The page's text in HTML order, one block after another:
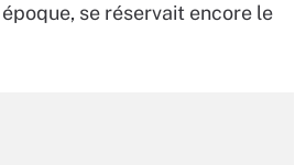
se réservait encore le